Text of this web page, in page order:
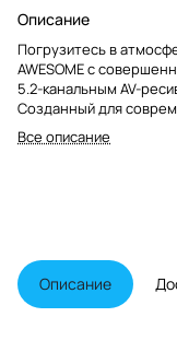
Описание
Погрузитесь в
AWESOME с
5.2-канальным AV-
Созданный для
домашних любителей
развлечений, этот
наслаждаться самыми
материалами не
дивана.
Все описание
Описание